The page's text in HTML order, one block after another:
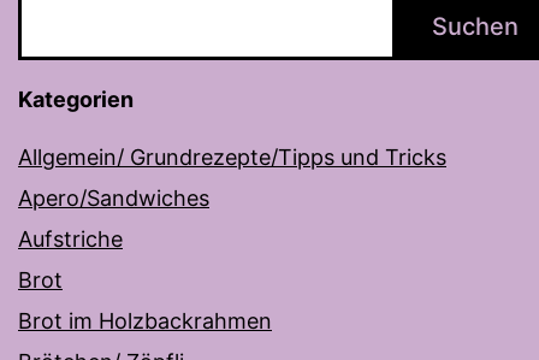
Suchen
Kategorien
Allgemein/ Grundrezepte/Tipps und Tricks
Apero/Sandwiches
Aufstriche
Brot
Brot im Holzbackrahmen